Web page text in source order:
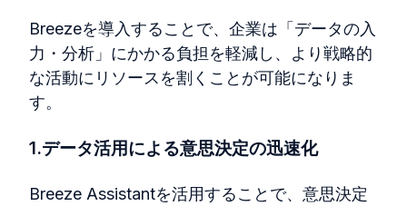
Breezeを導入することで、企業は「データの入
力・分析」にかかる負担を軽減し、より戦略的
な活動にリソースを割くことが可能になりま
す。
1.データ活用による意思決定の迅速化
Breeze Assistantを活用することで、意思決定